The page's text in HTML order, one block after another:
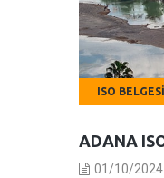
ISO BELGESI
ADANA
01/10/2024